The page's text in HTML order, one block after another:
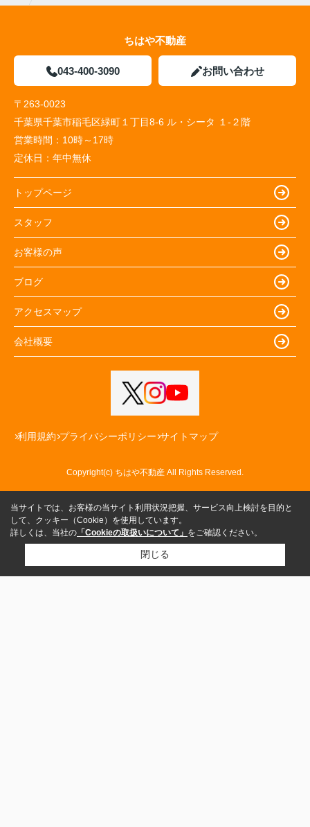
ちはや不動産
043-400-3090 お問い合わせ
〒263-0023
千葉県千葉市稲毛区緑町１丁目8-6 ル・シータ １-２階
営業時間： 10時～17時
定休日： 年中無休
トップページ
スタッフ
お客様の声
ブログ
アクセスマップ
会社概要
利用規約 プライバシーポリシー サイトマップ
Copyright(c) ちはや不動産 All Rights Reserved.
当サイトでは、お客様の当サイト利用状況把握、サービス向上検討を目的と
して、クッキー（Cookie）を使用しています。
詳しくは、当社の 「Cookieの取扱いについて」 をご確認ください。
閉じる